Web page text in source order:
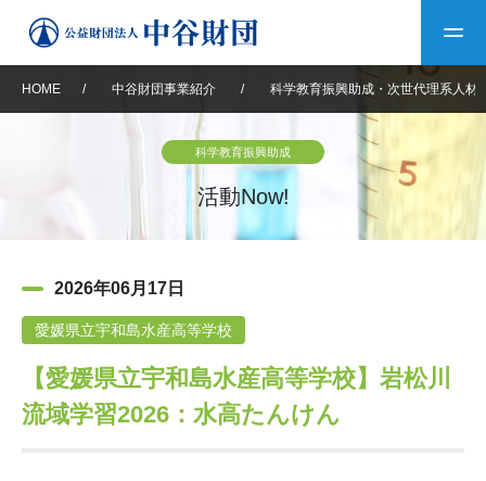
中谷財団について
設立趣意書 財団概要
沿革 40年史デジタルブック
中谷財団40年史
中谷財団事業紹介 中谷賞
神戸賞 長期大型研究助成
中谷財団動画紹介
その他情報
HOME / 中谷財団事業紹介 / 科学教育振興助成・次世代理系人材
科学教育振興助成
活動Now!
2026年06月17日
愛媛県立宇和島水産高等学校
【愛媛県立宇和島水産高等学校】岩松川
流域学習2026：水高たんけん